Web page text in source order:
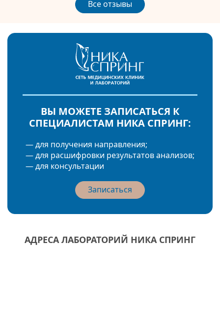
Все отзывы
ВЫ МОЖЕТЕ ЗАПИСАТЬСЯ К
СПЕЦИАЛИСТАМ НИКА СПРИНГ:
— для получения направления;
— для расшифровки результатов анализов;
— для консультации
Записаться
АДРЕСА ЛАБОРАТОРИЙ НИКА СПРИНГ